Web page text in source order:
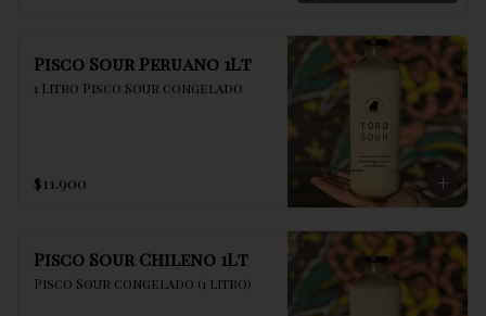
Pisco Sour Peruano 1Lt
1 Litro Pisco Sour congelado
$11.900
Pisco Sour Chileno 1Lt
Pisco Sour congelado (1 litro)